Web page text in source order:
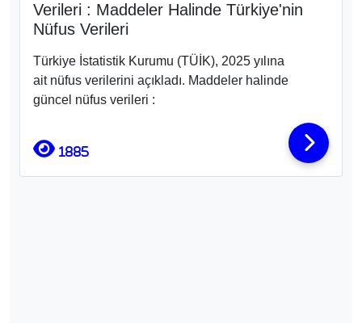
Verileri : Maddeler Halinde Türkiye'nin
Nüfus Verileri
Türkiye İstatistik Kurumu (TÜİK), 2025 yılına
ait nüfus verilerini açıkladı. Maddeler halinde
güncel nüfus verileri :
1885